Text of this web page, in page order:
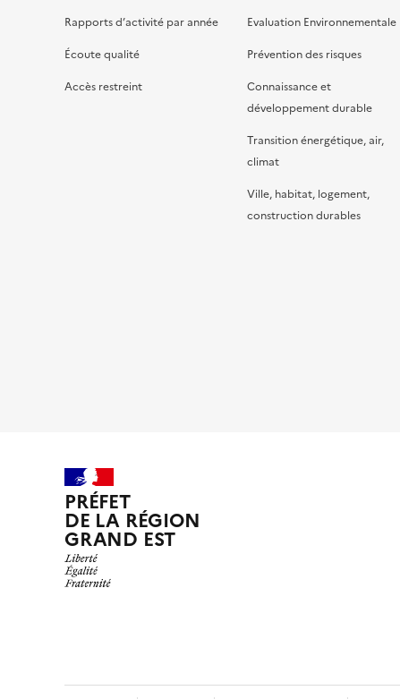
Rapports d’activité par année
Écoute qualité
Accès restreint
Evaluation Environnementale
Prévention des risques
Connaissance et
développement durable
Transition énergétique, air,
climat
Ville, habitat, logement,
construction durables
PRÉFET
DE LA RÉGION
GRAND EST